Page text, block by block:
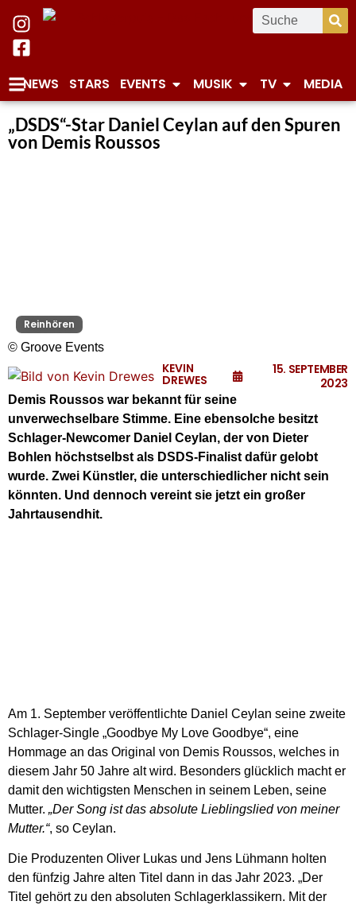
NEWS STARS EVENTS MUSIK TV MEDIA
„DSDS“-Star Daniel Ceylan auf den Spuren
von Demis Roussos
Reinhören
© Groove Events
KEVIN
DREWES
15. SEPTEMBER
2023
Demis Roussos war bekannt für seine
unverwechselbare Stimme. Eine ebensolche besitzt
Schlager-Newcomer Daniel Ceylan, der von Dieter
Bohlen höchstselbst als DSDS-Finalist dafür gelobt
wurde. Zwei Künstler, die unterschiedlicher nicht sein
könnten. Und dennoch vereint sie jetzt ein großer
Jahrtausendhit.
Am 1. September veröffentlichte Daniel Ceylan seine zweite
Schlager-Single „Goodbye My Love Goodbye“, eine
Hommage an das Original von Demis Roussos, welches in
diesem Jahr 50 Jahre alt wird. Besonders glücklich macht er
damit den wichtigsten Menschen in seinem Leben, seine
Mutter. „Der Song ist das absolute Lieblingslied von meiner
Mutter.“, so Ceylan.
Die Produzenten Oliver Lukas und Jens Lühmann holten
den fünfzig Jahre alten Titel dann in das Jahr 2023. „Der
Titel gehört zu den absoluten Schlagerklassikern. Mit der